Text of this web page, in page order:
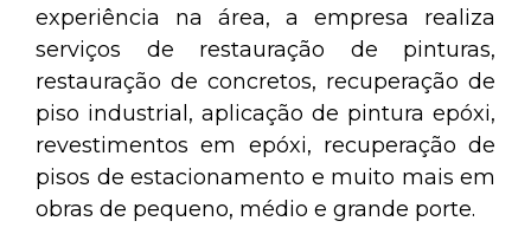
experiência na área, a empresa realiza
serviços de restauração de pinturas,
restauração de concretos, recuperação de
piso industrial, aplicação de pintura epóxi,
revestimentos em epóxi, recuperação de
pisos de estacionamento e muito mais em
obras de pequeno, médio e grande porte.